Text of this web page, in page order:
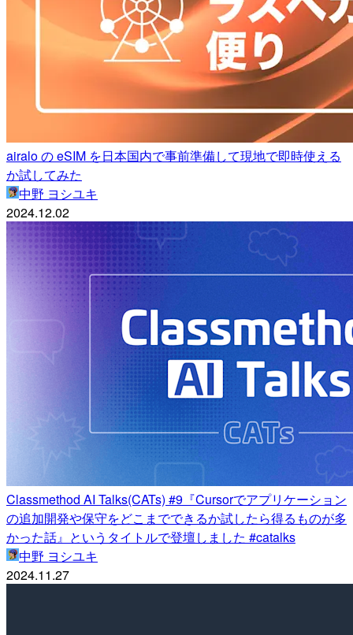
airalo の eSIM を日本国内で事前準備して現地で即時使える
か試してみた
中野 ヨシユキ
2024.12.02
Classmethod AI Talks(CATs) #9『Cursorでアプリケーション
の追加開発や保守をどこまでできるか試したら得るものが多
かった話』というタイトルで登壇しました #catalks
中野 ヨシユキ
2024.11.27